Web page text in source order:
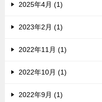
2025年4月 (1)
2023年2月 (1)
2022年11月 (1)
2022年10月 (1)
2022年9月 (1)